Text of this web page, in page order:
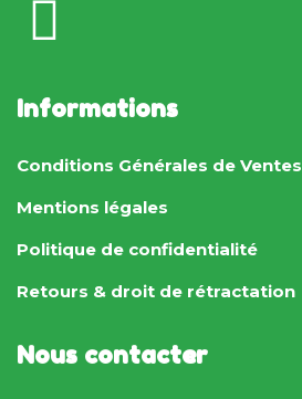
Informations
Conditions Générales de Ventes
Mentions légales
Politique de confidentialité
Retours & droit de rétractation
Nous contacter